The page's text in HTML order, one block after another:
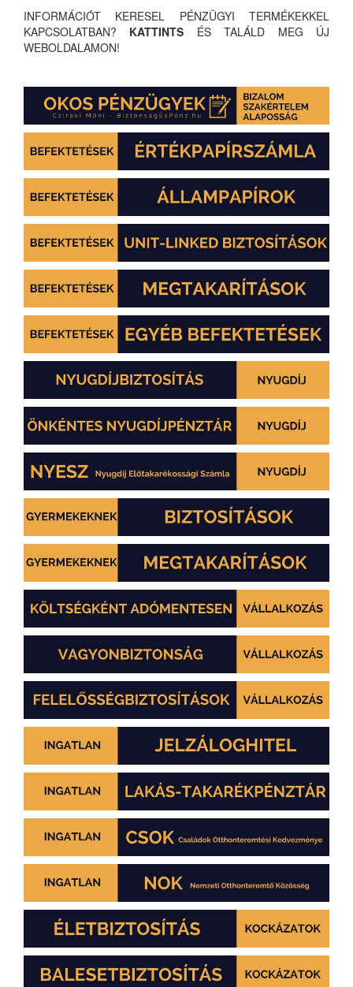
INFORMÁCIÓT KERESEL PÉNZÜGYI TERMÉKEKKEL
KAPCSOLATBAN? KATTINTS ÉS TALÁLD MEG ÚJ
WEBOLDALAMON!